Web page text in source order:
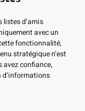
listes d’amis
avec un
fonctionnalité,
stratégique n’est
avez confiance,